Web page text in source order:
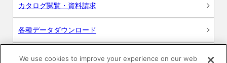
カタログ閲覧・資料請求
各種データダウンロード
WEB見積・各種シミュレーション
We use cookies to improve your experience on our web